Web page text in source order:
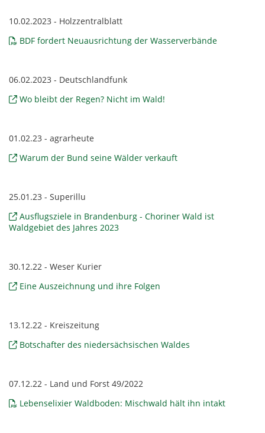
10.02.2023 - Holzzentralblatt
BDF fordert Neuausrichtung der Wasserverbände
06.02.2023 - Deutschlandfunk
Wo bleibt der Regen? Nicht im Wald!
01.02.23 - agrarheute
Warum der Bund seine Wälder verkauft
25.01.23 - Superillu
Ausflugsziele in Brandenburg - Choriner Wald ist
Waldgebiet des Jahres 2023
30.12.22 - Weser Kurier
Eine Auszeichnung und ihre Folgen
13.12.22 - Kreiszeitung
Botschafter des niedersächsischen Waldes
07.12.22 - Land und Forst 49/2022
Lebenselixier Waldboden: Mischwald hält ihn intakt